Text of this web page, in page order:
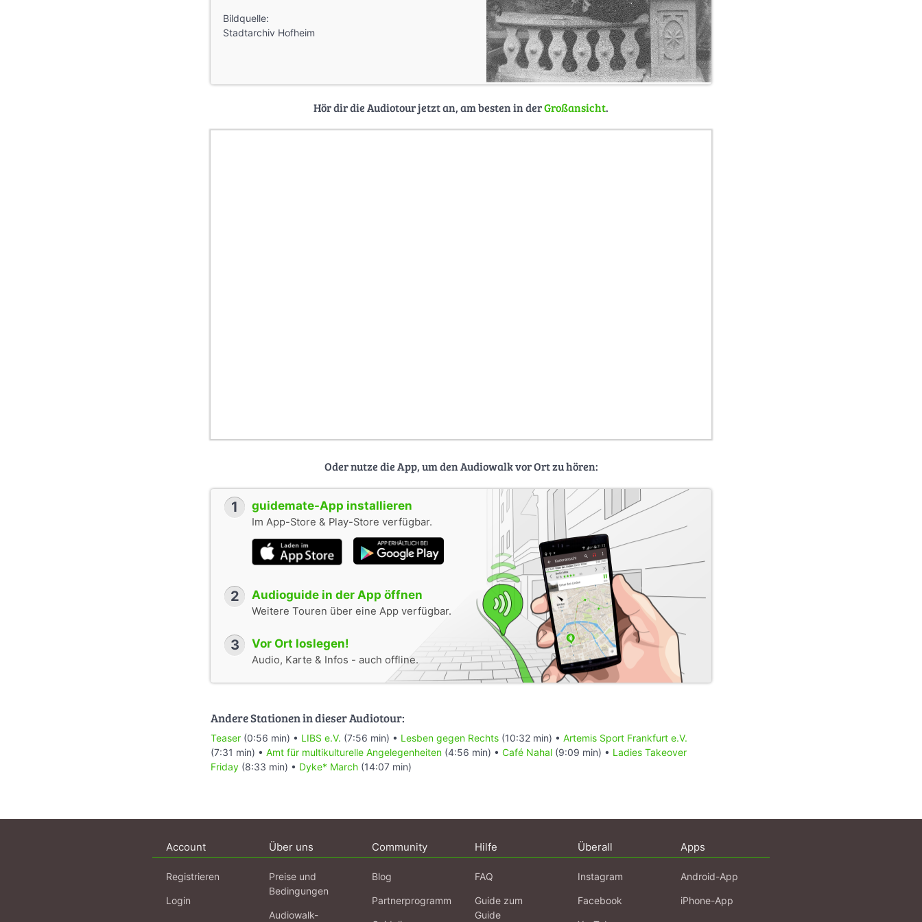
Bildquelle:
Stadtarchiv Hofheim
Hör dir die Audiotour jetzt an, am besten in derGroßansicht.
Oder nutze die App, um den Audiowalk vor Ort zu hören:
1 guidemate-App installieren
Im App-Store & Play-Store verfügbar.
2 Audioguide in der App öffnen
Weitere Touren über eine App verfügbar.
3 Vor Ort loslegen!
Audio, Karte & Infos - auch offline.
Andere Stationen in dieser Audiotour:
Teaser (0:56 min) • LIBS e.V. (7:56 min) • Lesben gegen Rechts (10:32 min) • Artemis Sport Frankfurt e.V.
(7:31 min) • Amt für multikulturelle Angelegenheiten (4:56 min) • Café Nahal (9:09 min) • Ladies Takeover
Friday (8:33 min) • Dyke* March (14:07 min)
Account
Registrieren
Login
Über uns
Preise und
Bedingungen
Audiowalk-
Community
Blog
Partnerprogramm
Hilfe
FAQ
Guide zum
Guide
Überall
Instagram
Facebook
Apps
Android-App
iPhone-App